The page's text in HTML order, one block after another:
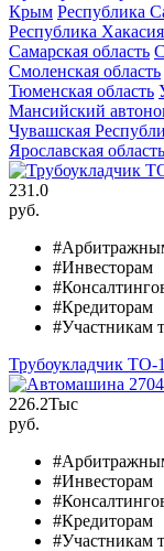
Крым Республика
Республика Хакасия
Самарская область
Смоленская область
Тюменская область
Мансийский
Чувашская
Ярославская область
231.0
руб.
#Инвесторам
#Кредиторам
#Участникам
Трубоукладчик ТО-
226.2Тыс
руб.
#Инвесторам
#Кредиторам
#Участникам